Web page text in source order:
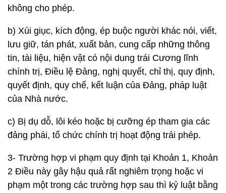
không cho phép.
b) Xúi giục, kích động, ép buộc người khác nói, viết,
lưu giữ, tán phát, xuất bản, cung cấp những thông
tin, tài liệu, hiện vật có nội dung trái Cương lĩnh
chính trị, Điều lệ Đảng, nghị quyết, chỉ thị, quy định,
quyết định, quy chế, kết luận của Đảng, pháp luật
của Nhà nước.
c) Bị dụ dỗ, lôi kéo hoặc bị cưỡng ép tham gia các
đảng phái, tổ chức chính trị hoạt động trái phép.
3- Trường hợp vi phạm quy định tại Khoản 1, Khoản
2 Điều này gây hậu quả rất nghiêm trọng hoặc vi
phạm một trong các trường hợp sau thì kỷ luật bằng